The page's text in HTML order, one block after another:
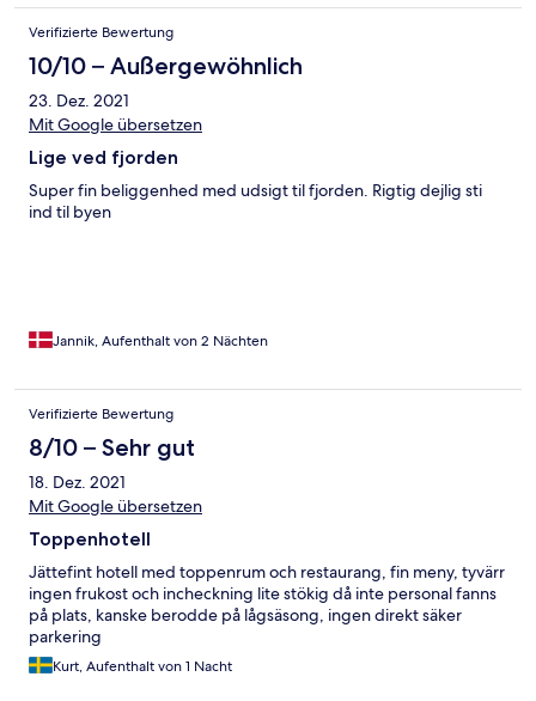
Auswahl als zu teuer.
Verifizierte Bewertung
10/10 – Außergewöhnlich
23. Dez. 2021
Mit Google übersetzen
Lige ved fjorden
Super fin beliggenhed med udsigt til fjorden. Rigtig dejlig sti
ind til byen
Jannik, Aufenthalt von 2 Nächten
Verifizierte Bewertung
8/10 – Sehr gut
18. Dez. 2021
Mit Google übersetzen
Toppenhotell
Jättefint hotell med toppenrum och restaurang, fin meny, tyvärr
ingen frukost och incheckning lite stökig då inte personal fanns
på plats, kanske berodde på lågsäsong, ingen direkt säker
parkering
Kurt, Aufenthalt von 1 Nacht